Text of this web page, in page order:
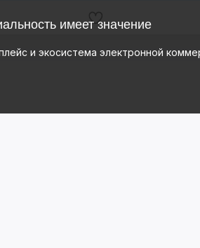
имеет значение
и экосистема электронной